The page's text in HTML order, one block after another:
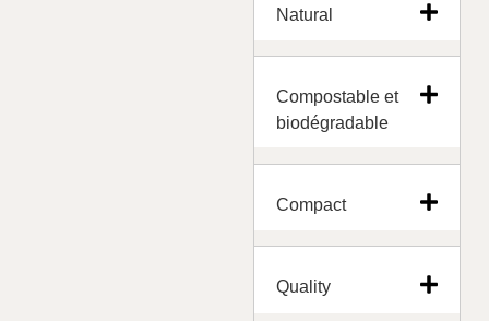
Natural
Compostable et
biodégradable
Compact
Quality